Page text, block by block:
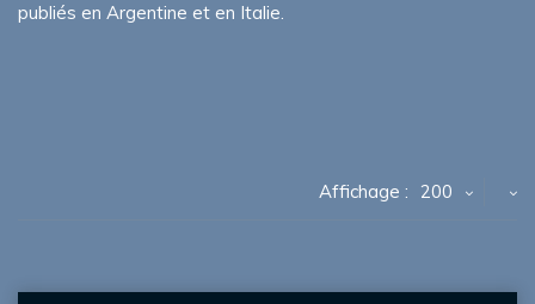
publiés en Argentine et en Italie.
Affichage : 200